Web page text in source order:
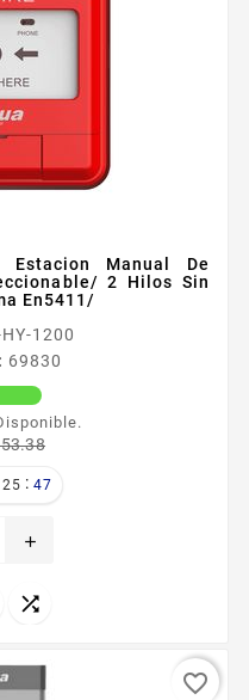
Estacion Manual De
2 Hilos Sin
En5411/
1200
69830
25 : 46
add

favorite_border